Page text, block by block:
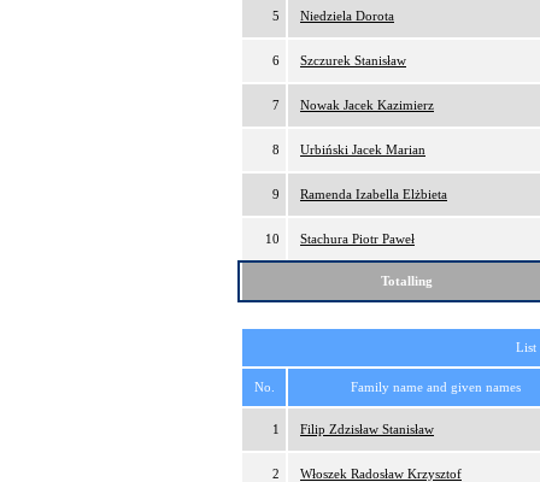
5 Niedziela Dorota
6 Szczurek Stanisław
7 Nowak Jacek Kazimierz
8 Urbiński Jacek Marian
9 Ramenda Izabella Elżbieta
10 Stachura Piotr Paweł
Totalling
List
No. Family name and given names
1 Filip Zdzisław Stanisław
2 Włoszek Radosław Krzysztof